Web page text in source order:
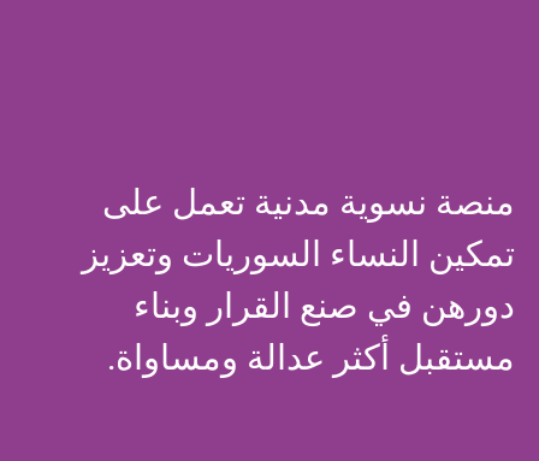
منصة نسوية مدنية تعمل على
تمكين النساء السوريات وتعزيز
دورهن في صنع القرار وبناء
مستقبل أكثر عدالة ومساواة.